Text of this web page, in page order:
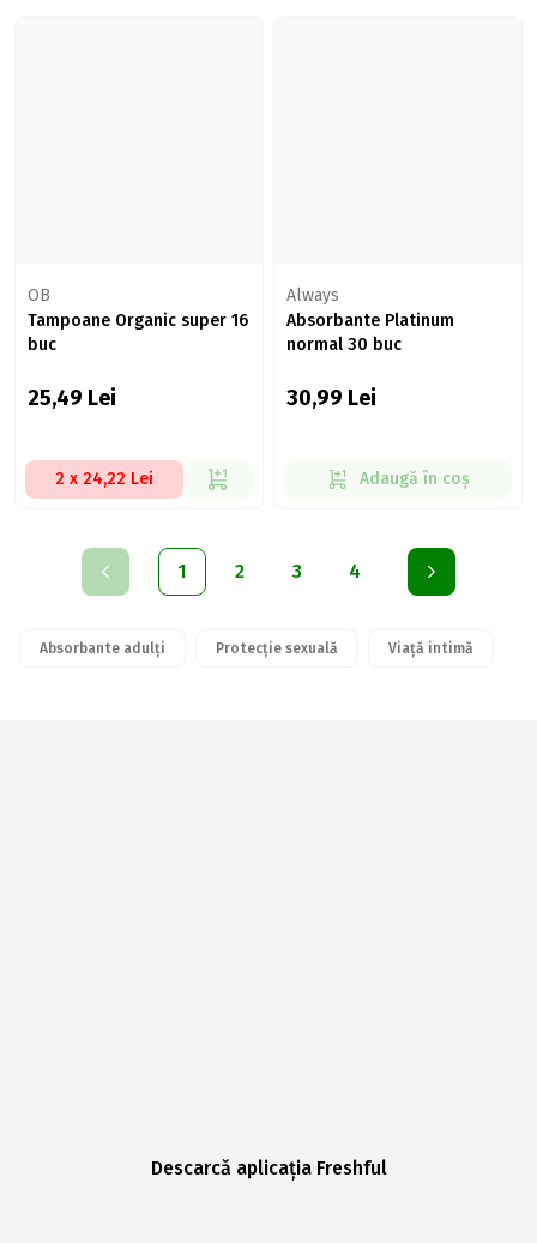
OB
Tampoane Organic super 16
buc
25,49 Lei
2 x 24,22 Lei
Always
Absorbante Platinum
normal 30 buc
30,99 Lei
Adaugă în coș
1 2 3 4
Absorbante adulți Protecție sexuală Viață intimă
Descarcă aplicația Freshful